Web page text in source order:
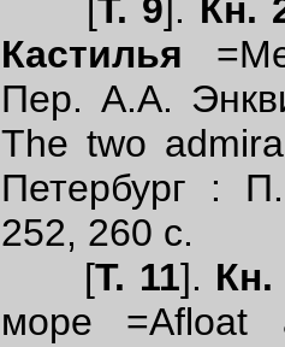
[Т. 9]. Кн.
Кастилья
Пер. А.А.
The two
Петербург :
252, 260 с.
[Т. 11]. Кн.
море =Afloat